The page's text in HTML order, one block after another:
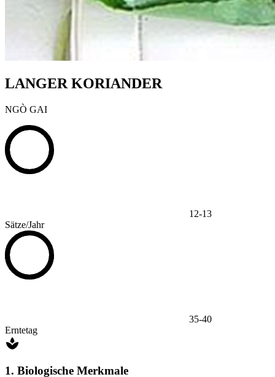
LANGER KORIANDER
NGÒ GAI
12-13
Sätze/Jahr
35-40
Erntetag
1. Biologische Merkmale